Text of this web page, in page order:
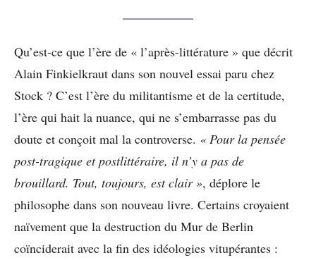
Qu’est-ce que l’ère de « l’après-littérature » que décrit
Alain Finkielkraut dans son nouvel essai paru chez
Stock ? C’est l’ère du militantisme et de la certitude,
l’ère qui hait la nuance, qui ne s’embarrasse pas du
doute et conçoit mal la controverse. « Pour la pensée
post-tragique et postlittéraire, il n’y a pas de
brouillard. Tout, toujours, est clair », déplore le
philosophe dans son nouveau livre. Certains croyaient
naïvement que la destruction du Mur de Berlin
coïnciderait avec la fin des idéologies vitupérantes :